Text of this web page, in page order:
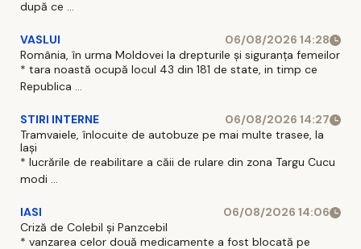
după ce ...
VASLUI
06/08/2026 14:28
România, în urma Moldovei la drepturile și siguranța femeilor
* tara noastă ocupă locul 43 din 181 de state, in timp ce
Republica ...
STIRI INTERNE
06/08/2026 14:27
Tramvaiele, înlocuite de autobuze pe mai multe trasee, la
Iași
* lucrările de reabilitare a căii de rulare din zona Targu Cucu
modi ...
IASI
06/08/2026 14:06
Criză de Colebil și Panzcebil
* vanzarea celor două medicamente a fost blocată pe